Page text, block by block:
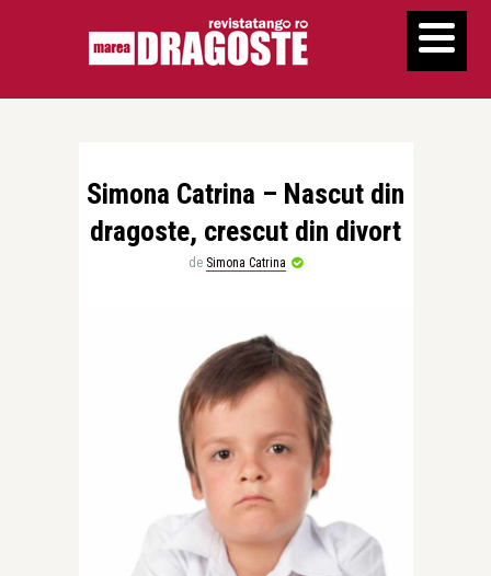
Simona Catrina – Nascut din
dragoste, crescut din divort
de Simona Catrina